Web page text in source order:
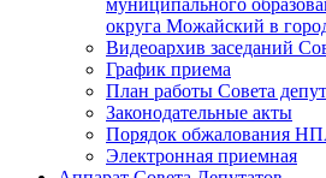
округа Можайский в
Видеоархив заседаний
График приема
План работы Совета
Законодательные акты
Порядок обжалования
Электронная приемная